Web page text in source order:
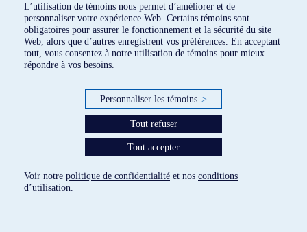
7 dispositifs répertoriés
L’utilisation de témoins nous permet d’améliorer et de
personnaliser votre expérience Web. Certains témoins sont
obligatoires pour assurer le fonctionnement et la sécurité du site
Web, alors que d’autres enregistrent vos préférences. En acceptant
tout, vous consentez à notre utilisation de témoins pour mieux
répondre à vos besoins.
Personnaliser les témoins >
Tout refuser
Tout accepter
Voir notre politique de confidentialité et nos conditions
d’utilisation.